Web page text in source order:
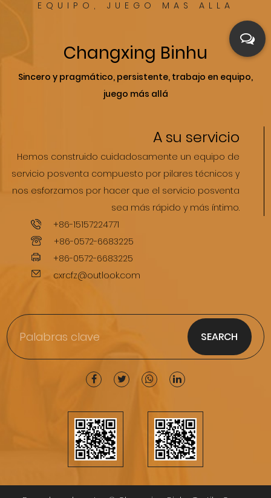
EQUIPO, JUEGO MAS ALLA
Changxing Binhu
Sincero y pragmático, persistente, trabajo en equipo,
juego más allá
A su servicio
Hemos construido cuidadosamente un equipo de
servicio posventa compuesto por pilares técnicos y
nos esforzamos por hacer que el servicio posventa
sea más rápido y más íntimo.
+86-15157224771
+86-0572-6683225
+86-0572-6683225
cxrcfz@outlook.com